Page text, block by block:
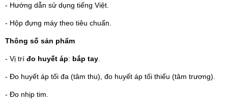
- Hướng dẫn sử dụng tiếng Việt.
- Hộp đựng máy theo tiêu chuẩn.
Thông số sản phẩm
- Vị trí đo huyết áp: bắp tay
- Đo huyết áp tối đa (tâm thu), đo huyết áp tối thiểu (tâm trương).
- Đo nhịp tim.